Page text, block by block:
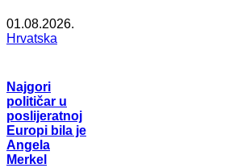
01.08.2026.
Hrvatska
Najgori
političar u
poslijeratnoj
Europi bila je
Angela
Merkel